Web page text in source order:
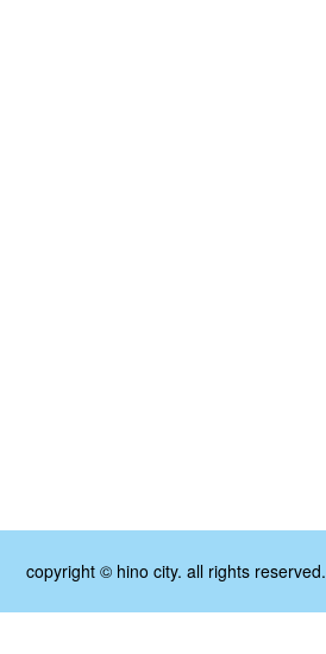
copyright © hino city. all rights reserved.